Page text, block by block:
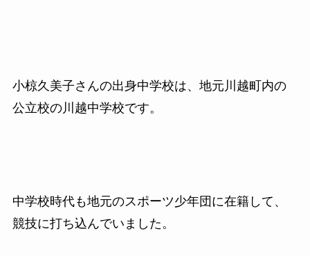
小椋久美子さんの出身中学校は、地元川越町内の
公立校の川越中学校です。
中学校時代も地元のスポーツ少年団に在籍して、
競技に打ち込んでいました。